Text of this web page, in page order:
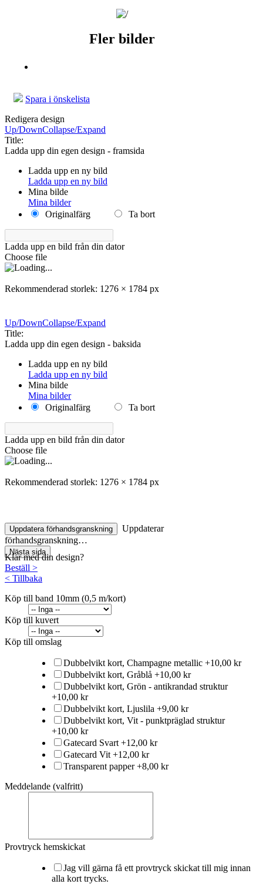
Fler bilder
Spara i önskelista
Redigera design
Up/DownCollapse/Expand
Title:
Ladda upp din egen design - framsida
Ladda upp en ny bild
Ladda upp en ny bild
Mina bilde
Mina bilder
Originalfärg
Ta bort
Ladda upp en bild från din dator
Choose file
Rekommenderad storlek: 1276 × 1784 px
Up/DownCollapse/Expand
Title:
Ladda upp din egen design - baksida
Ladda upp en ny bild
Ladda upp en ny bild
Mina bilde
Mina bilder
Originalfärg
Ta bort
Ladda upp en bild från din dator
Choose file
Rekommenderad storlek: 1276 × 1784 px
Uppdatera förhandsgranskning
Uppdaterar
förhandsgranskning…
Nästa sida
Klar med din design?
Beställ >
< Tillbaka
Köp till band 10mm (0,5 m/kort)
Köp till kuvert
Köp till omslag
Dubbelvikt kort, Champagne metallic +10,00 kr
Dubbelvikt kort, Gråblå +10,00 kr
Dubbelvikt kort, Grön - antikrandad struktur
+10,00 kr
Dubbelvikt kort, Ljuslila +9,00 kr
Dubbelvikt kort, Vit - punktpräglad struktur
+10,00 kr
Gatecard Svart +12,00 kr
Gatecard Vit +12,00 kr
Transparent papper+8,00 kr
Meddelande (valfritt)
Provtryck hemskickat
Jag vill gärna få ett provtryck skickat till mig innan
alla kort trycks.